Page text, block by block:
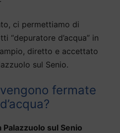
ci permettiamo di
“depuratore d’acqua” in
diretto e accettato
sul Senio.
fermate
sul Senio